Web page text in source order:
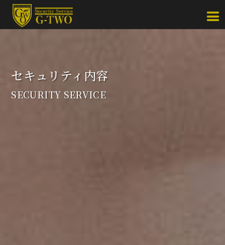
セキュリティ内容
SECURITY SERVICE